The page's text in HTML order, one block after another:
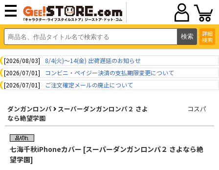
詳細
検索
[2026/08/03]
8/4(火)～14(金) 出荷遅延のお知らせ
[2026/07/01]
コンビニ・ペイジー決済の支払期限変更について
[2026/07/01]
ご注文確定メールの廃止について
ダンガンロンパ
スーパーダンガンロンパ２ さよ
なら絶望学園
コスパ
七海千秋iPhoneカバー [スーパーダンガンロンパ２ さよなら絶
望学園]